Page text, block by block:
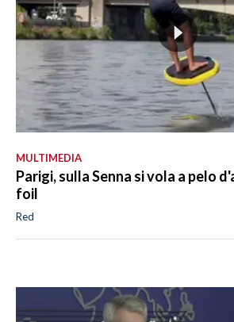
MULTIMEDIA
Parigi, sulla Senna si vola a pelo
foil
Red